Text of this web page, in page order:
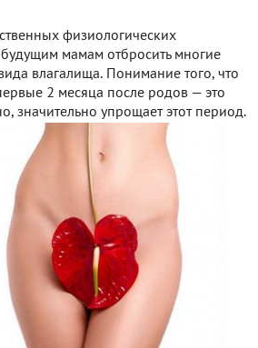
физиологических
мамам отбросить многие
влагалища. Понимание того, что
2 месяца после родов — это
значительно упрощает этот период.